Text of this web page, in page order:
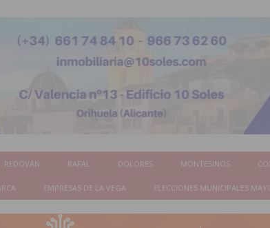
REDOVÁN RAFAL DOLORES MONTESINOS
EMPRESAS DE LA VEGA ELECCIONES MUNICIPALES